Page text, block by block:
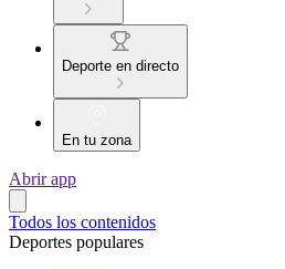
Deporte en directo
En tu zona
Abrir app
Todos los contenidos
Deportes populares